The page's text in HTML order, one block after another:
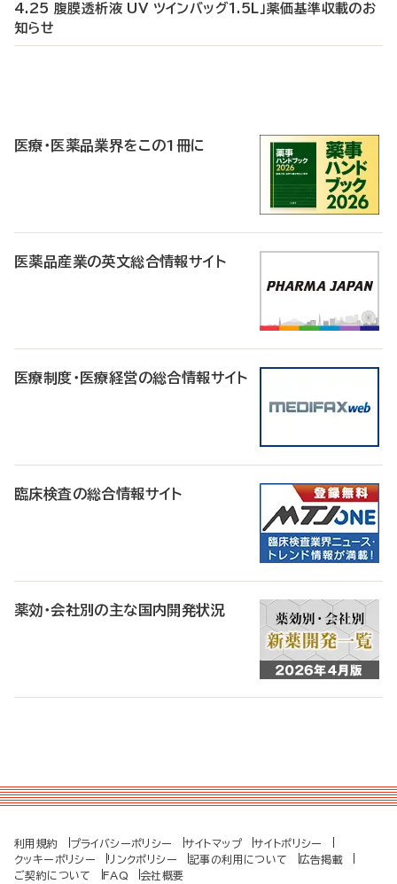
4.25 腹膜透析液 UV ツインバッグ1.5L」薬価基準収載のお
知らせ
医療・医薬品業界をこの1冊に
医薬品産業の英文総合情報サイト
医療制度・医療経営の総合情報サイト
臨床検査の総合情報サイト
薬効・会社別の主な国内開発状況
利用規約 プライバシーポリシー サイトマップ
サイトポリシー
クッキーポリシー
リンクポリシー 記事の利用について
広告掲載
ご契約について
FAQ 会社概要